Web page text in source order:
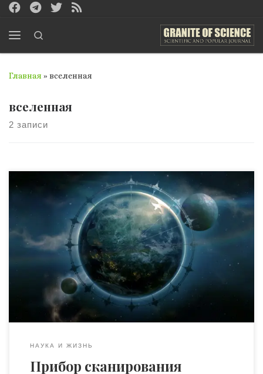
Перейти к содержимому
Главная » вселенная
вселенная
2 записи
(из старого доброго дневника) 15.03.2237 Идея создания
разума вселенной не даёт покоя. Я должен найти
способы, как это сделать! Если до меня никто не решал
таких задач, ещё не значит, что это невозможно…
17.04.2238 Я точно знаю, как его назову. «Эльбрус» —
электронная система биологического системного
территориального управления и контроля. […]
НАУКА И ЖИЗНЬ
Прибор сканирования